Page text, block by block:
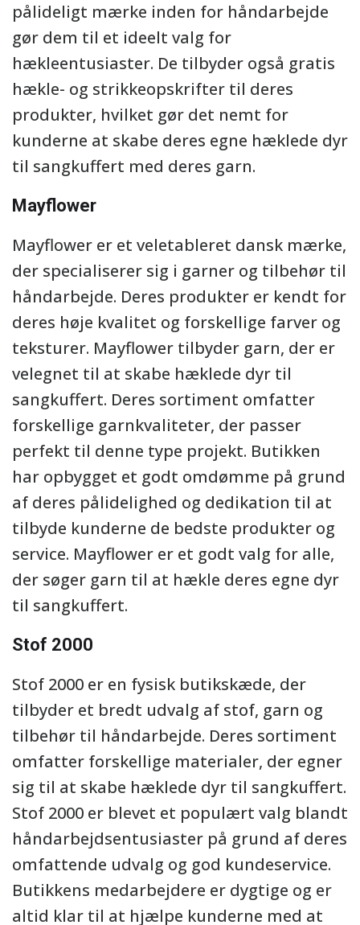
pålideligt mærke inden for håndarbejde
gør dem til et ideelt valg for
hækleentusiaster. De tilbyder også gratis
hækle- og strikkeopskrifter til deres
produkter, hvilket gør det nemt for
kunderne at skabe deres egne hæklede dyr
til sangkuffert med deres garn.
Mayflower
Mayflower er et veletableret dansk mærke,
der specialiserer sig i garner og tilbehør til
håndarbejde. Deres produkter er kendt for
deres høje kvalitet og forskellige farver og
teksturer. Mayflower tilbyder garn, der er
velegnet til at skabe hæklede dyr til
sangkuffert. Deres sortiment omfatter
forskellige garnkvaliteter, der passer
perfekt til denne type projekt. Butikken
har opbygget et godt omdømme på grund
af deres pålidelighed og dedikation til at
tilbyde kunderne de bedste produkter og
service. Mayflower er et godt valg for alle,
der søger garn til at hækle deres egne dyr
til sangkuffert.
Stof 2000
Stof 2000 er en fysisk butikskæde, der
tilbyder et bredt udvalg af stof, garn og
tilbehør til håndarbejde. Deres sortiment
omfatter forskellige materialer, der egner
sig til at skabe hæklede dyr til sangkuffert.
Stof 2000 er blevet et populært valg blandt
håndarbejdsentusiaster på grund af deres
omfattende udvalg og god kundeservice.
Butikkens medarbejdere er dygtige og er
altid klar til at hjælpe kunderne med at